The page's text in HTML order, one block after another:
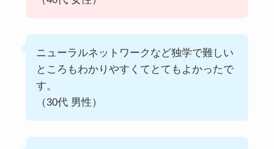
ニューラルネットワークなど独学で難しい
ところもわかりやすくてとてもよかったで
す。
（30代 男性）